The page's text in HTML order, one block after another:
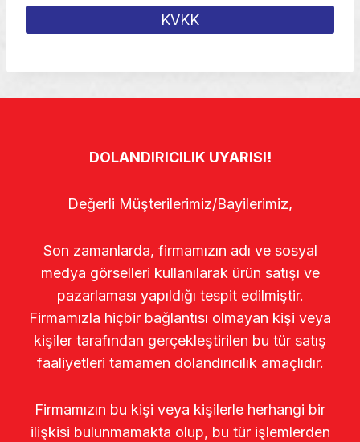
KVKK
DOLANDIRICILIK UYARISI!
Değerli Müşterilerimiz/Bayilerimiz,
Son zamanlarda, firmamızın adı ve sosyal
medya görselleri kullanılarak ürün satışı ve
pazarlaması yapıldığı tespit edilmiştir.
Firmamızla hiçbir bağlantısı olmayan kişi veya
kişiler tarafından gerçekleştirilen bu tür satış
faaliyetleri tamamen dolandırıcılık amaçlıdır.
Firmamızın bu kişi veya kişilerle herhangi bir
ilişkisi bulunmamakta olup, bu tür işlemlerden